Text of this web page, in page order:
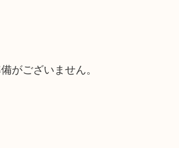
がございません。